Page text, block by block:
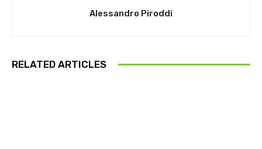
Alessandro Piroddi
RELATED ARTICLES